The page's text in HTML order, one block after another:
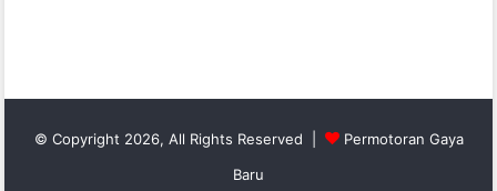
© Copyright 2026, All Rights Reserved |
Permotoran Gaya
Baru